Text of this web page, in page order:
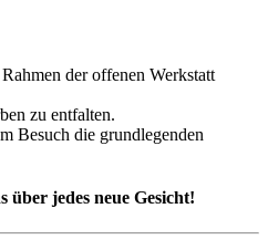
der offenen Werkstatt
zu entfalten.
Besuch die grundlegenden
jedes neue Gesicht!